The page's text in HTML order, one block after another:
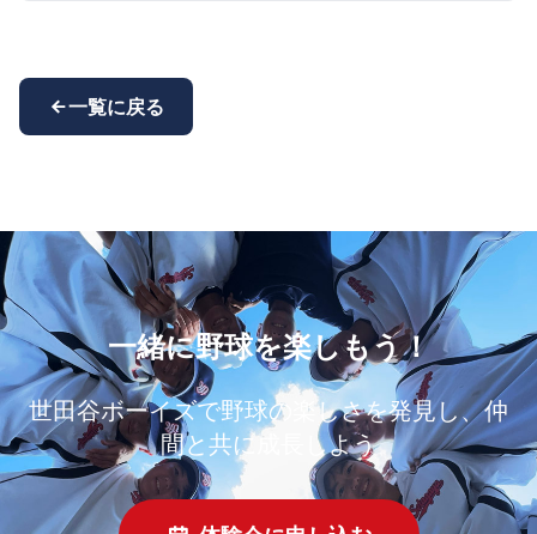
一覧に戻る
一緒に野球を楽しもう！
世田谷ボーイズで野球の楽しさを発見し、仲
間と共に成長しよう